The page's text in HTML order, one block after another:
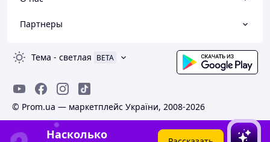
Партнеры
Тема - светлая BETA
© Prom.ua — маркетплейс України, 2008-2026
Насколько